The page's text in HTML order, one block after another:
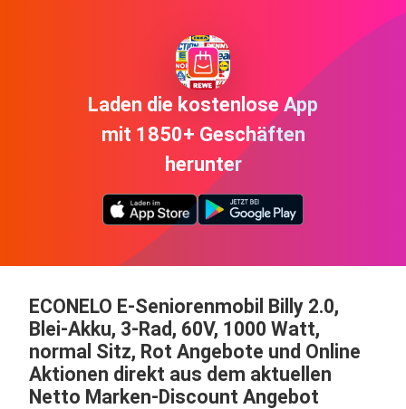
Laden die kostenlose App
mit 1850+ Geschäften
herunter
ECONELO E-Seniorenmobil Billy 2.0,
Blei-Akku, 3-Rad, 60V, 1000 Watt,
normal Sitz, Rot Angebote und Online
Aktionen direkt aus dem aktuellen
Netto Marken-Discount Angebot